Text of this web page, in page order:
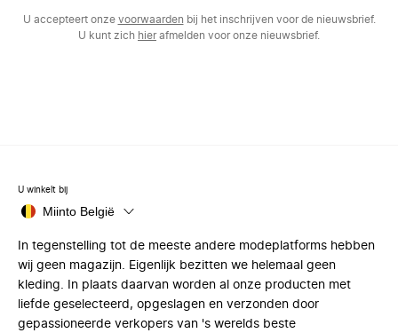
U accepteert onze voorwaarden bij het inschrijven voor de nieuwsbrief.
U kunt zich hierafmelden voor onze nieuwsbrief.
U winkelt bij
Miinto België
In tegenstelling tot de meeste andere modeplatforms hebben
wij geen magazijn. Eigenlijk bezitten we helemaal geen
kleding. In plaats daarvan worden al onze producten met
liefde geselecteerd, opgeslagen en verzonden door
gepassioneerde verkopers van 's werelds beste